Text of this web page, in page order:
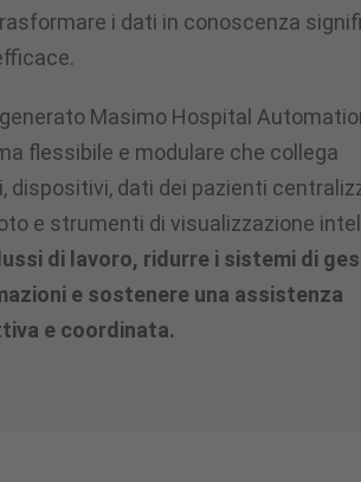
i dati in conoscenza
Masimo Hospital
flessibile e modulare che collega
dispositivi, dati dei pazienti
e strumenti di visualizzazione
di lavoro, ridurre i sistemi di
e sostenere una assistenza
e coordinata.